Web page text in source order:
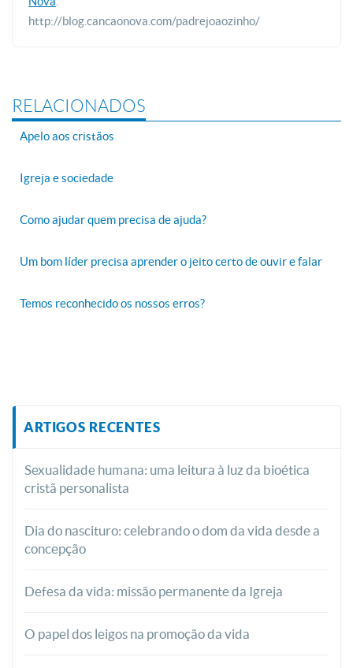
http://blog.cancaonova.com/padrejoaozinho/
RELACIONADOS
Apelo aos cristãos
Igreja e sociedade
Como ajudar quem precisa de ajuda?
Um bom líder precisa aprender o jeito certo de ouvir e falar
Temos reconhecido os nossos erros?
ARTIGOS RECENTES
Sexualidade humana: uma leitura à luz da bioética
cristã personalista
Dia do nascituro: celebrando o dom da vida desde a
concepção
Defesa da vida: missão permanente da Igreja
O papel dos leigos na promoção da vida